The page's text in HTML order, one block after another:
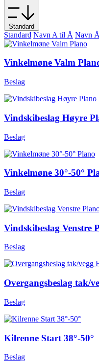
Standard
Standard Navn A til Å Navn
Vinkelmøne Valm
Beslag
Vindskibeslag Høyre
Beslag
Vinkelmøne 30°-50°
Beslag
Vindskibeslag Venstre
Beslag
Overgangsbeslag tak/
Beslag
Kilrenne Start 38°-50°
Beslag